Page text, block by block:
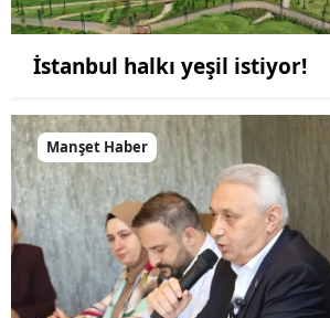
İstanbul halkı yeşil istiyor!
Manşet Haber